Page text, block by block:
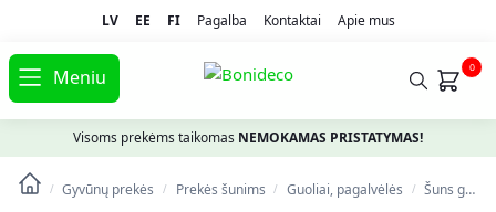
LV EE FI Pagalba Kontaktai Apie mus
Meniu 0
Visoms prekėms taikomas NEMOKAMAS PRISTATYMAS!
/ Gyvūnų prekės / Prekės šunims / Guoliai, pagalvėlės / Šuns guolis PawHut 82x54x36cm., pilkos/juodos spalvos